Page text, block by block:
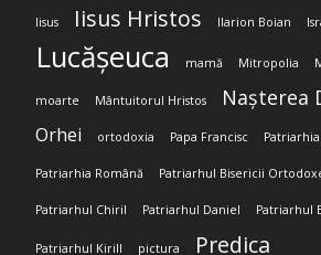
Iisus Iisus Hristos Ilarion Boian
Lucășeuca mamă Mitropolia
moarte Mântuitorul Hristos Nașterea
Orhei ortodoxia Papa Francisc
Patriarhia Română Patriarhul Bisericii
Patriarhul Chiril Patriarhul Daniel Patriarhul
Patriarhul Kirill pictura Predica